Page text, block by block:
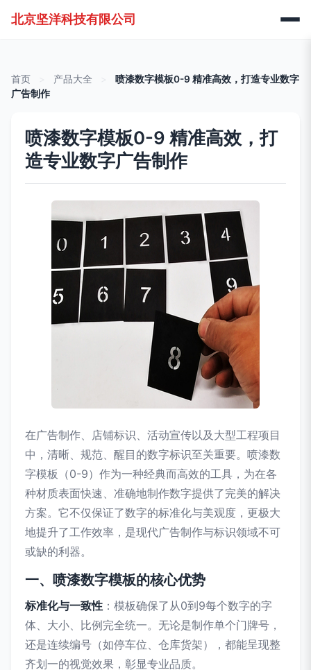
北京坚洋科技有限公司
首页 产品大全
喷漆数字模板0-9 精准高效，打造专业数字
广告制作
喷漆数字模板0-9 精准高效，打
造专业数字广告制作
在广告制作、店铺标识、活动宣传以及大型工程项目
中，清晰、规范、醒目的数字标识至关重要。喷漆数
字模板（0-9）作为一种经典而高效的工具，为在各
种材质表面快速、准确地制作数字提供了完美的解决
方案。它不仅保证了数字的标准化与美观度，更极大
地提升了工作效率，是现代广告制作与标识领域不可
或缺的利器。
一、喷漆数字模板的核心优势
标准化与一致性 ：模板确保了从0到9每个数字的字
体、大小、比例完全统一。无论是制作单个门牌号，
还是连续编号（如停车位、仓库货架），都能呈现整
齐划一的视觉效果，彰显专业品质。